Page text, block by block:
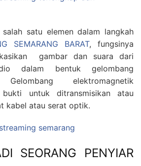
satu elemen dalam langkah
SEMARANG BARAT, fungsinya
gambar dan suara dari
dalam bentuk gelombang
Gelombang elektromagnetik
untuk ditransmisikan atau
kabel atau serat optik.
semarang
SEORANG PENYIAR